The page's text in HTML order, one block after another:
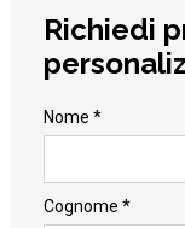
Richiedi
Nome *
Cognome *